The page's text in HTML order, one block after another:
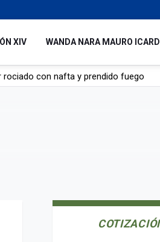
XIV WANDA NARA MAURO ICARDI
rociado con nafta y prendido fuego